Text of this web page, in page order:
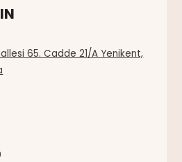
65. Cadde 21/A Yenikent,